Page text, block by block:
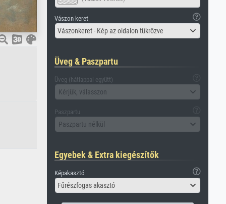
Vászon keret
Vászonkeret - Kép az oldalon tükrözve
Üveg & Paszpartu
Üveg (hátlappal együtt)
Kérjük, válasszon
Paszpartu
Paszpartu nélkül
Egyebek & Extra kiegészítők
Képakasztó
Fűrészfogas akasztó